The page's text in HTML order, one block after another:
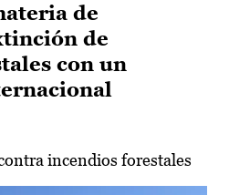
de
de
con un
incendios forestales